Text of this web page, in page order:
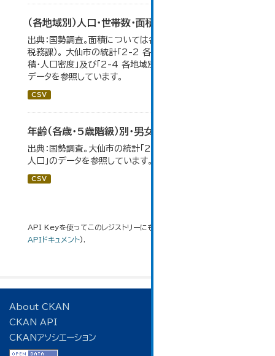
（各地域別）人口・世帯数・面積・人口密度
出典：国勢調査。面積については各年１月１日時点（大仙市
税務課）。 大仙市の統計「2-2 各地域別人口・人口増減・面
積・人口密度」及び「2-4 各地域別人口・世帯数の推移」の
データを参照しています。
CSV
年齢（各歳・5歳階級）別・男女別人口
出典：国勢調査。大仙市の統計「2-1 年齢（各歳）別・男女別
人口」のデータを参照しています。
CSV
API Keyを使ってこのレジストリーにもアクセス可能です
APIドキュメント).
About CKAN
CKAN API
CKANアソシエーション